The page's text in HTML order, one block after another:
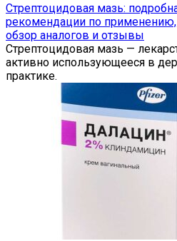
Стрептоцидовая мазь:
рекомендации по применению,
обзор аналогов и отзывы
Стрептоцидовая мазь —
активно использующееся в
практике.